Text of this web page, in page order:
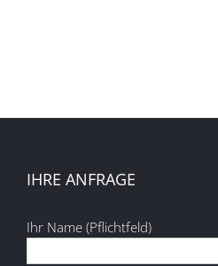
IHRE ANFRAGE
Ihr Name (Pflichtfeld)